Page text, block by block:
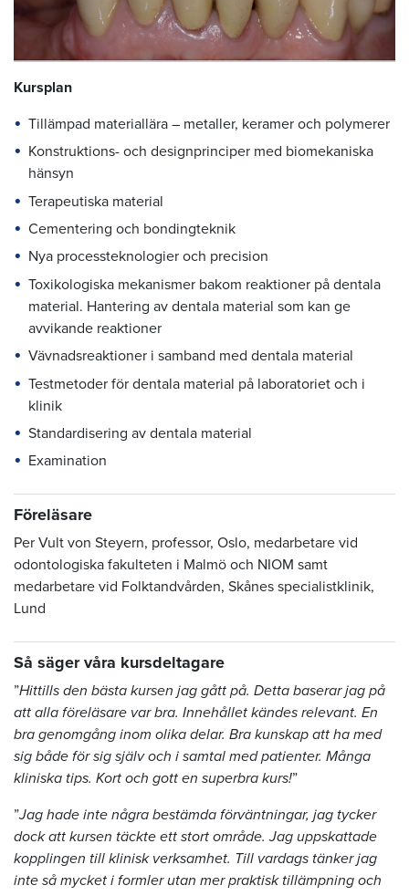
Kursplan
Tillämpad materiallära – metaller, keramer och polymerer
Konstruktions- och designprinciper med biomekaniska
hänsyn
Terapeutiska material
Cementering och bondingteknik
Nya processteknologier och precision
Toxikologiska mekanismer bakom reaktioner på dentala
material. Hantering av dentala material som kan ge
avvikande reaktioner
Vävnadsreaktioner i samband med dentala material
Testmetoder för dentala material på laboratoriet och i
klinik
Standardisering av dentala material
Examination
Föreläsare
Per Vult von Steyern, professor, Oslo, medarbetare vid
odontologiska fakulteten i Malmö och NIOM samt
medarbetare vid Folktandvården, Skånes specialistklinik,
Lund
Så säger våra kursdeltagare
”Hittills den bästa kursen jag gått på. Detta baserar jag på
att alla föreläsare var bra. Innehållet kändes relevant. En
bra genomgång inom olika delar. Bra kunskap att ha med
sig både för sig själv och i samtal med patienter. Många
kliniska tips. Kort och gott en superbra kurs!”
”Jag hade inte några bestämda förväntningar, jag tycker
dock att kursen täckte ett stort område. Jag uppskattade
kopplingen till klinisk verksamhet. Till vardags tänker jag
inte så mycket i formler utan mer praktisk tillämpning och